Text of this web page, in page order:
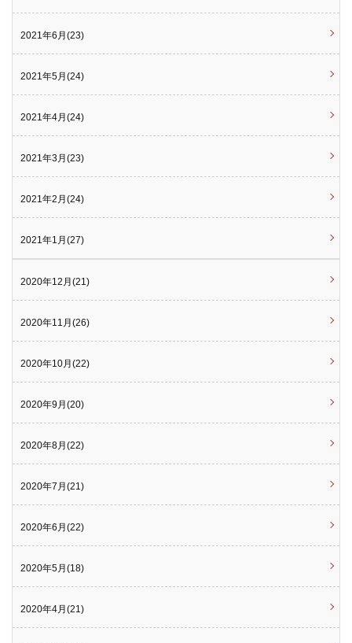
2021年6月(23)
2021年5月(24)
2021年4月(24)
2021年3月(23)
2021年2月(24)
2021年1月(27)
2020年12月(21)
2020年11月(26)
2020年10月(22)
2020年9月(20)
2020年8月(22)
2020年7月(21)
2020年6月(22)
2020年5月(18)
2020年4月(21)